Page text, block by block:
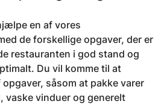
en af vores
de forskellige opgaver, der er
restauranten i god stand og
Du vil komme til at
såsom at pakke varer
vaske vinduer og generelt